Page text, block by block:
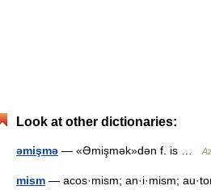
Look at other dictionaries:
əmişmə — «Əmişmək»dən f. is …
mism — acos·mism; an·i·mism;